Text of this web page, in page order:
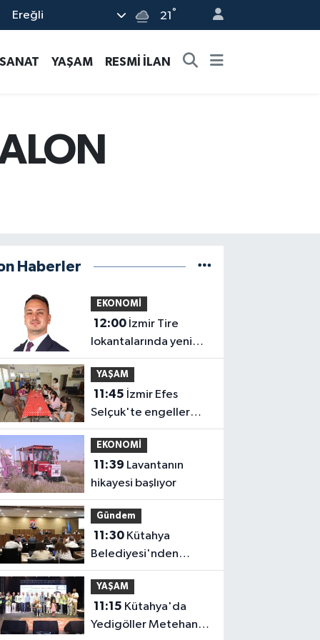
Ereğli 21 °
YAŞAM RESMİ İLAN
Haberler
EKONOMİ
12:00
lokantalarında yeni
dönem başlıyor
YAŞAM
11:45
Selçuk'te engeller
atölyelerle aşılıyor
EKONOMİ
11:39
hikayesi başlıyor
Gündem
11:30
Belediyesi'nden
amatör spor
kulüplerine tam
destek
YAŞAM
11:15
Yedigöller Metehan